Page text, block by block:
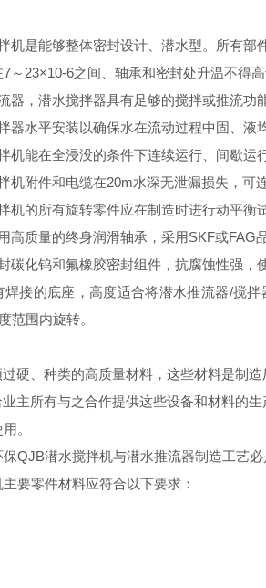
机是能够整体密封设计、潜水型。所有部
7～ 23×10-6之间、轴承和密封处升温不得
器 ，潜水搅拌器具有足够的搅拌或推流功
器水平安装以确保水在流动过程中固、液
机能在全浸没的条件下连续运行、间歇运
机附件和电缆在20m水深无泄漏损失，可
机的所有旋转零件应在制造时进行动平衡
高质量的终身润滑轴承，采用SKF或FAG
碳化钨和氟橡胶密封组件，抗腐蚀性强，
焊接的底座，高度适合将潜水推流器/搅拌
度范围内旋转。
过硬、种类的高质量材料，这些材料是制
主所有与之合作提供这些设备和材料的
。
保QJB潜水搅拌机与潜水推流器制造工艺
要零件材料应符合以下要求：